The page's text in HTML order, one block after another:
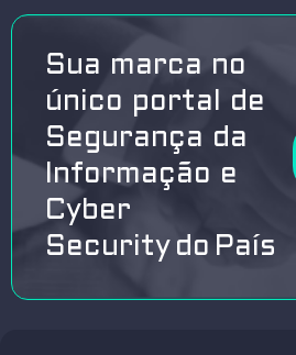
Sua marca no
único portal de
Segurança da
Informação e
Cyber
Security do País